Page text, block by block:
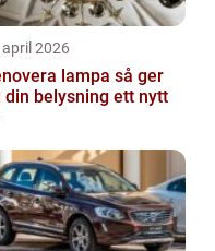
april 2026
lampa så ger
din belysning ett nytt